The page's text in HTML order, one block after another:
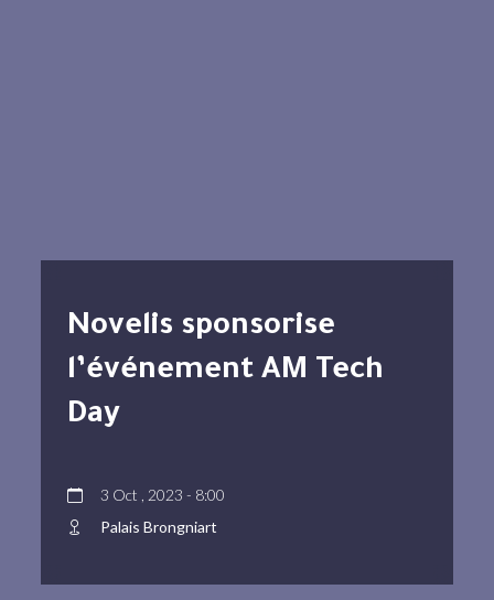
Novelis sponsorise
l’événement AM Tech
Day
3 Oct , 2023 - 8:00
Palais Brongniart